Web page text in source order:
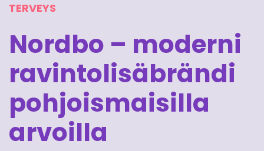
TERVEYS
Nordbo – moderni
ravintolisäbrändi
pohjoismaisilla
arvoilla